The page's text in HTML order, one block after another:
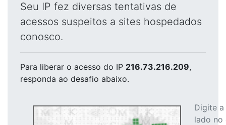
Seu IP fez diversas tentativas de
acessos suspeitos a sites hospedados
conosco.
Para liberar o acesso do IP 216.73.216.209,
responda ao desafio abaixo.
Digite
lado no